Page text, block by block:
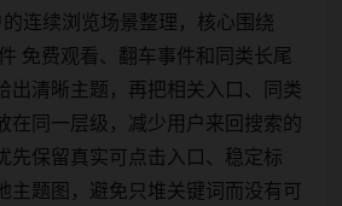
连续浏览场景整理，核心围绕
免费观看、翻车事件和同类长尾
出清晰主题，再把相关入口、同类
在同一层级，减少用户来回搜索的
先保留真实可点击入口、稳定标
主题图，避免只堆关键词而没有可